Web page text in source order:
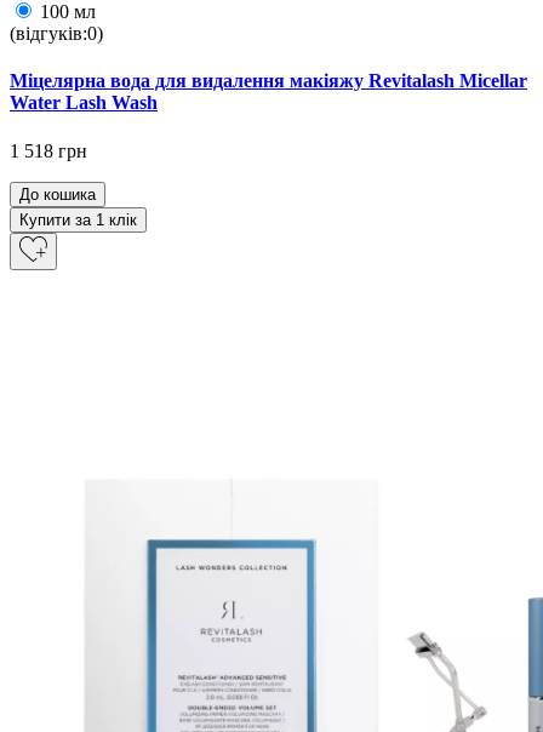
100 мл
(відгуків:0)
Міцелярна вода для видалення макіяжу Revitalash Micellar
Water Lash Wash
1 518 грн
До кошика
Купити за 1 клiк